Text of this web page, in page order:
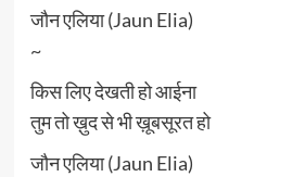
जौन एलिया (Jaun Elia)
~
किस लिए देखती हो आईना
तुम तो ख़ुद से भी ख़ूबसूरत हो
जौन एलिया (Jaun Elia)